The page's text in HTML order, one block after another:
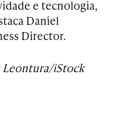
e tecnologia,
Daniel
Director.
Leontura/iStock